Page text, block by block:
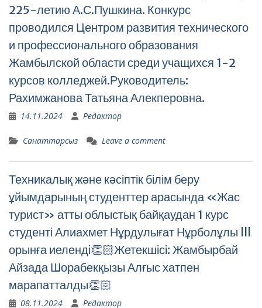
225-летию А.С.Пушкина. Конкурс
проводился Центром развития технического
и профессионального образования
Жамбылской области среди учащихся 1-2
курсов колледжей.Руководитель:
Рахимжанова Татьяна Алекперовна.
14.11.2024 Редактор
Санаттарсыз Leave a comment
Техникалық және кәсіптік білім беру
ұйымдарының студенттер арасында «Жас
турист» атты облыстық байқаудан 1 курс
студенті Алиахмет Нұрдулығат Нұрболұлы lll
орынға иеленді👏🏻Жетекшісі: Жамбырбай
Айзада Шорабекқызы Алғыс хатпен
марапатталды👏🏻
08.11.2024 Редактор